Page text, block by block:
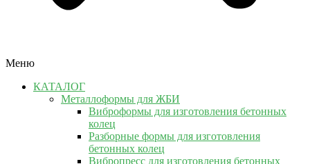
Меню
КАТАЛОГ
Металлоформы для ЖБИ
Виброформы для изготовления бетонных
колец
Разборные формы для изготовления
бетонных колец
Вибропресс для изготовления бетонных